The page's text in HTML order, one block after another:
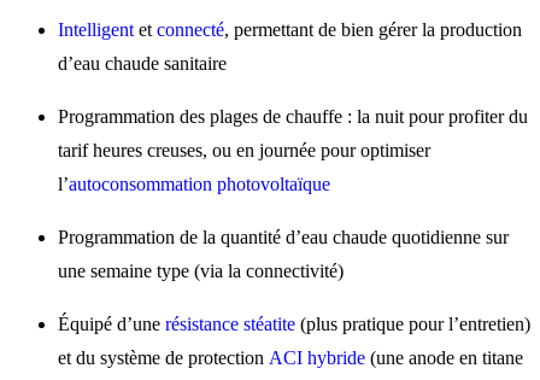
Intelligent et connecté, permettant de bien gérer la production
d’eau chaude sanitaire
Programmation des plages de chauffe : la nuit pour profiter du
tarif heures creuses, ou en journée pour optimiser
l’autoconsommation photovoltaïque
Programmation de la quantité d’eau chaude quotidienne sur
une semaine type (via la connectivité)
Équipé d’une résistance stéatite (plus pratique pour l’entretien)
et du système de protection ACI hybride (une anode en titane